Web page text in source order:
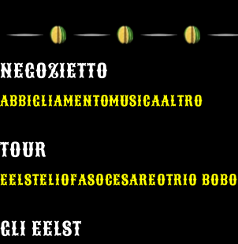
NEGOZIETTO
ABBIGLIAMENTOMUSICAALTRO
TOUR
EELSTELIOFASOCESAREOTRIO BOBO
GLI EELST